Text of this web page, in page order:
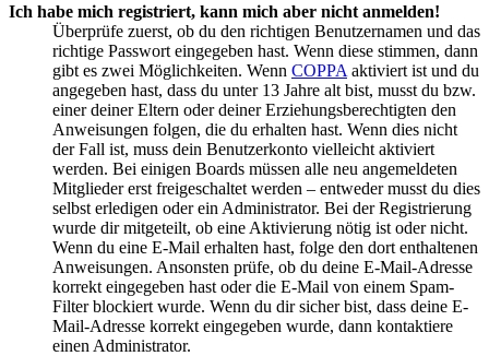
Ich habe mich registriert, kann mich aber nicht anmelden!
Überprüfe zuerst, ob du den richtigen Benutzernamen und das
richtige Passwort eingegeben hast. Wenn diese stimmen, dann
gibt es zwei Möglichkeiten. Wenn COPPA aktiviert ist und du
angegeben hast, dass du unter 13 Jahre alt bist, musst du bzw.
einer deiner Eltern oder deiner Erziehungsberechtigten den
Anweisungen folgen, die du erhalten hast. Wenn dies nicht
der Fall ist, muss dein Benutzerkonto vielleicht aktiviert
werden. Bei einigen Boards müssen alle neu angemeldeten
Mitglieder erst freigeschaltet werden – entweder musst du dies
selbst erledigen oder ein Administrator. Bei der Registrierung
wurde dir mitgeteilt, ob eine Aktivierung nötig ist oder nicht.
Wenn du eine E-Mail erhalten hast, folge den dort enthaltenen
Anweisungen. Ansonsten prüfe, ob du deine E-Mail-Adresse
korrekt eingegeben hast oder die E-Mail von einem Spam-
Filter blockiert wurde. Wenn du dir sicher bist, dass deine E-
Mail-Adresse korrekt eingegeben wurde, dann kontaktiere
einen Administrator.